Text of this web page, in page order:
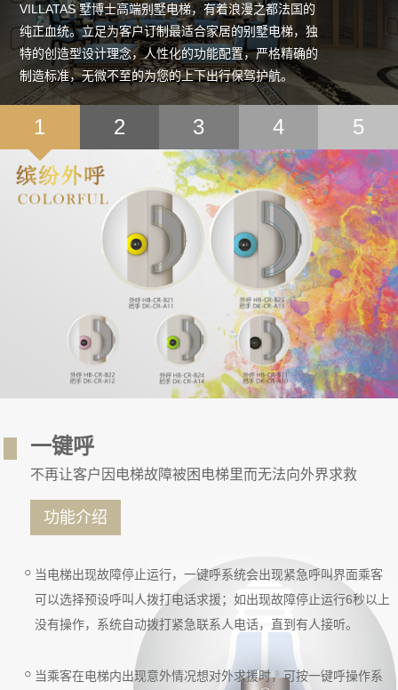
VILLATAS 墅博士高端别墅电梯，有着浪漫之都法国的
纯正血统。立足为客户订制最适合家居的别墅电梯，独
特的创造型设计理念，人性化的功能配置，严格精确的
制造标准，无微不至的为您的上下出行保驾护航。
1 2 3 4 5
一键呼
不再让客户因电梯故障被困电梯里而无法向外界求救
功能介绍
当电梯出现故障停止运行，一键呼系统会出现紧急呼叫界面乘客
可以选择预设呼叫人拨打电话求援；如出现故障停止运行6秒以上
没有操作，系统自动拨打紧急联系人电话，直到有人接听。
当乘客在电梯内出现意外情况想对外求援时，可按一键呼操作系